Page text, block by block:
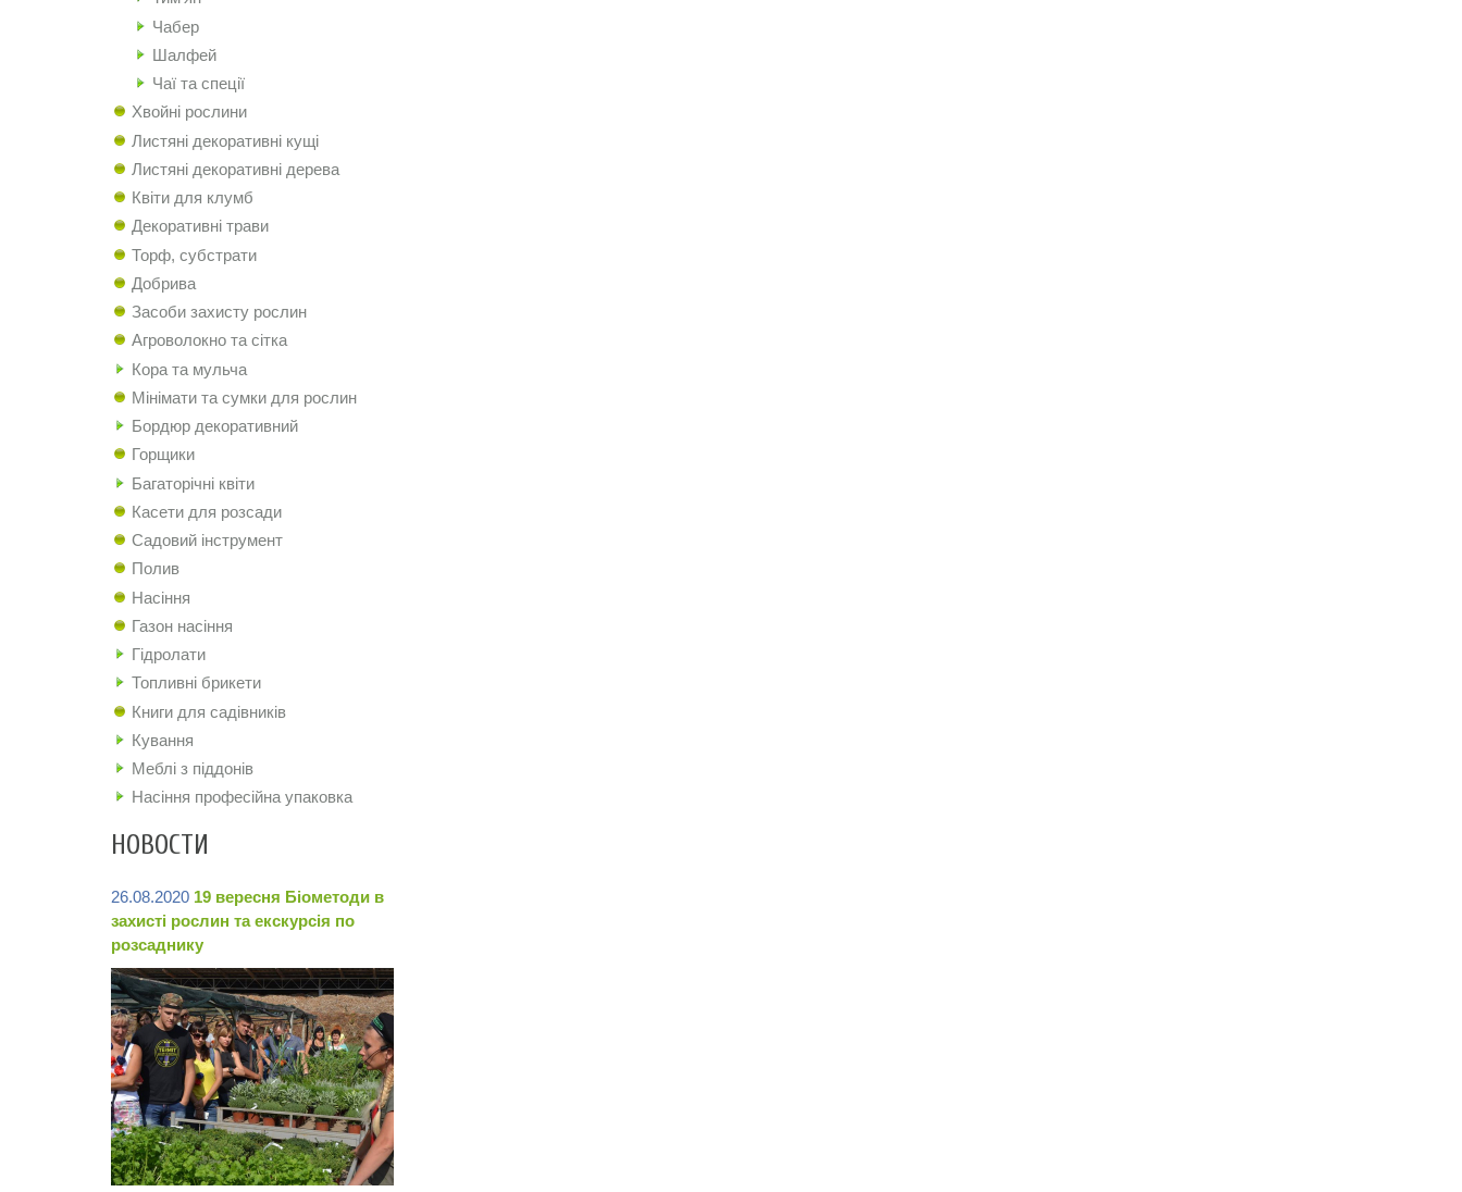
Чабер
Шалфей
Чаї та спеції
Хвойні рослини
Листяні декоративні кущі
Листяні декоративні дерева
Квіти для клумб
Декоративні трави
Торф, субстрати
Добрива
Засоби захисту рослин
Агроволокно та сітка
Кора та мульча
Мінімати та сумки для рослин
Бордюр декоративний
Горщики
Багаторічні квіти
Касети для розсади
Садовий інструмент
Полив
Насіння
Газон насіння
Гідролати
Топливні брикети
Книги для садівників
Кування
Меблі з піддонів
Насіння професійна упаковка
НОВОСТИ
26.08.2020 19 вересня Біометоди в
захисті рослин та екскурсія по
розсаднику